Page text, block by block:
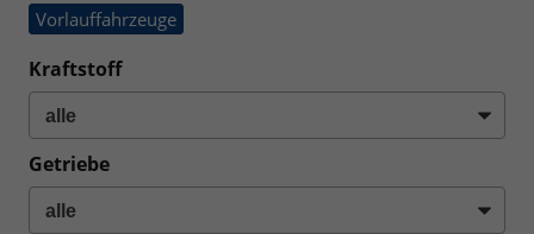
Vorlauffahrzeuge
Kraftstoff
Getriebe